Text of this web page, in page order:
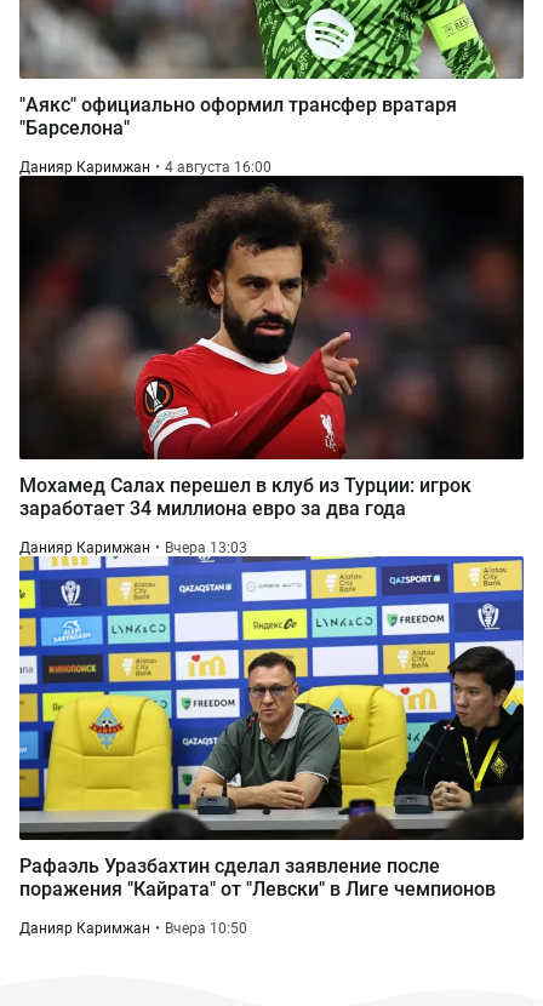
"Аякс" официально оформил трансфер вратаря
"Барселона"
Данияр Каримжан 4 августа 16:00
Мохамед Салах перешел в клуб из Турции: игрок
заработает 34 миллиона евро за два года
Данияр Каримжан Вчера 13:03
Рафаэль Уразбахтин сделал заявление после
поражения "Кайрата" от "Левски" в Лиге чемпионов
Данияр Каримжан Вчера 10:50